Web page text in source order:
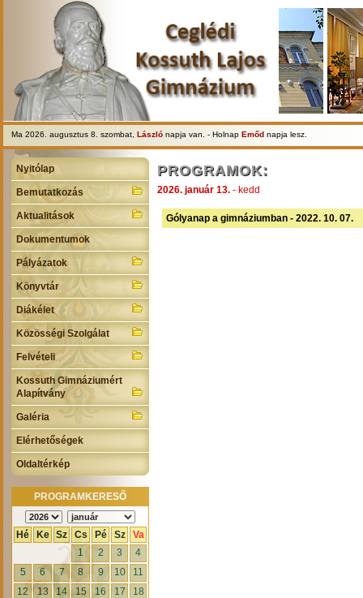
Ma 2026. augusztus 8. szombat, László napja van. - Holnap Emőd napja lesz.
Nyitólap
Bemutatkozás
Aktualitások
Dokumentumok
Pályázatok
Könyvtár
Diákélet
Közösségi Szolgálat
Felvételi
Kossuth Gimnáziumért
Alapítvány
Galéria
Elérhetőségek
Oldaltérkép
PROGRAMKERESŐ
Hé Ke Sz Cs Pé Sz
Va
1
2 3
4
5
6 7 8 9 10
11
12
13 14 15 16 17
18
PROGRAMOK:
2026. január 13. - kedd
Gólyanap a gimnáziumban - 2022. 10. 07.